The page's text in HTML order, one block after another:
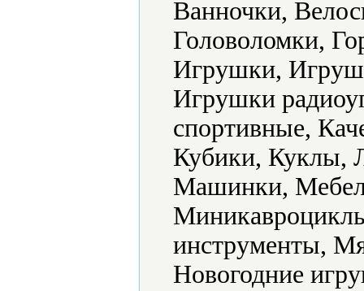
Ванночки,
Головоломки,
Игрушки,
Игрушки
спортивные,
Кубики, Куклы,
Машинки,
инструменты,
Новогодние